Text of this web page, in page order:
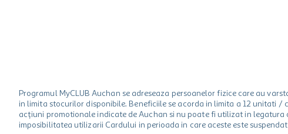
Programul MyCLUB Auchan se adreseaza persoanelor fizice care au
in limita stocurilor disponibile. Beneficiile se acorda in limita a 12 unitati
acțiuni promotionale indicate de Auchan si nu poate fi utilizat in
imposibilitatea utilizarii Cardului in perioada in care aceste este